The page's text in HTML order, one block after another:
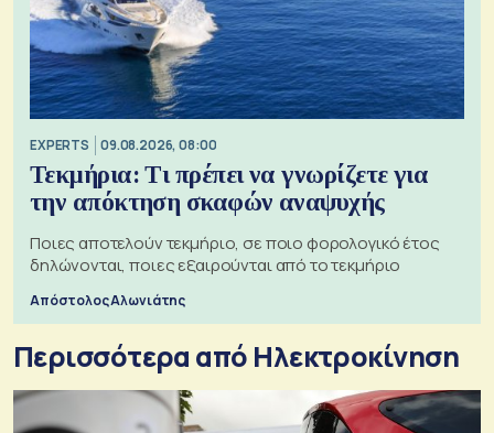
EXPERTS 09.08.2026, 08:00
Τεκμήρια: Τι πρέπει να γνωρίζετε για
την απόκτηση σκαφών αναψυχής
Ποιες αποτελούν τεκμήριο, σε ποιο φορολογικό έτος
δηλώνονται, ποιες εξαιρούνται από το τεκμήριο
Απόστολος Αλωνιάτης
Περισσότερα από Ηλεκτροκίνηση